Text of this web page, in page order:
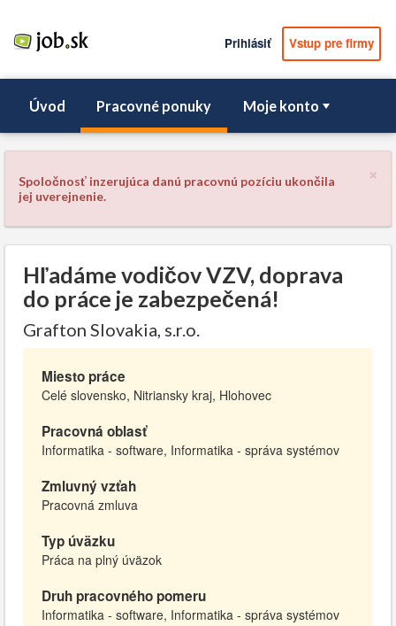
Prihlásiť Vstup pre firmy
Úvod Pracovné ponuky Moje konto
×
Spoločnosť inzerujúca danú pracovnú pozíciu ukončila
jej uverejnenie.
Hľadáme vodičov VZV, doprava
do práce je zabezpečená!
Grafton Slovakia, s.r.o.
Miesto práce
Celé slovensko, Nitriansky kraj, Hlohovec
Pracovná oblasť
Informatika - software, Informatika - správa systémov
Zmluvný vzťah
Pracovná zmluva
Typ úväzku
Práca na plný úväzok
Druh pracovného pomeru
Informatika - software, Informatika - správa systémov